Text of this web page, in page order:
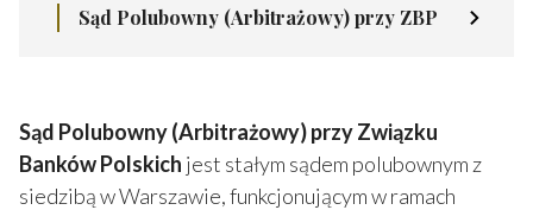
Sąd Polubowny (Arbitrażowy) przy ZBP
Sąd Polubowny (Arbitrażowy) przy Związku
Banków Polskich jest stałym sądem polubownym z
siedzibą w Warszawie, funkcjonującym w ramach